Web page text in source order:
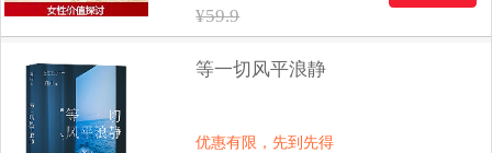
¥59.9
等一切风平浪静
优惠有限，先到先得